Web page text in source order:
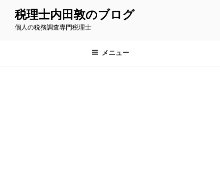
税理士内田敦のブログ
個人の税務調査専門税理士
メニュー